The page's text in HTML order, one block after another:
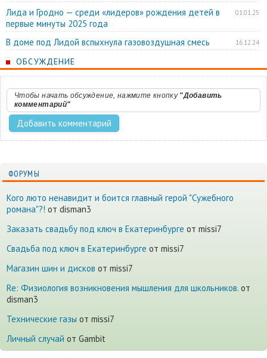
01.01.25
Лида и Гродно — среди «лидеров» рождения детей в
первые минуты 2025 года
16.12.24
В доме под Лидой вспыхнула газовоздушная смесь
ОБСУЖДЕНИЕ
Чтобы начать обсуждение, нажмите кнопку "Добавить
комментарий"
ФОРУМЫ
Кого люто ненавидит и боится главный герой "Сужебного
романа"?! от disman3
Заказать свадьбу под ключ в Екатеринбурге от missi7
Cвадьба под ключ в Екатеринбурге от missi7
Магазин шин и дисков от missi7
Re: Физиология возникновения мышления для школьников. от
disman3
Технические газы от missi7
Личный случай от Gambit